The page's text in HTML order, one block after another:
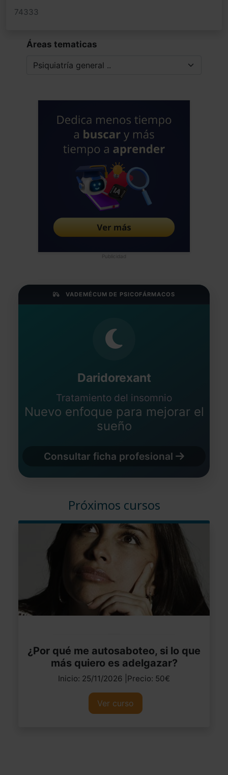
74333
Áreas tematicas
Publicidad
VADEMÉCUM DE PSICOFÁRMACOS
Daridorexant
Tratamiento del insomnio
Nuevo enfoque para mejorar el
sueño
Consultar ficha profesional
Próximos cursos
¿Por qué me autosaboteo, si lo que
más quiero es adelgazar?
Inicio: 25/11/2026 |Precio: 50€
Ver curso